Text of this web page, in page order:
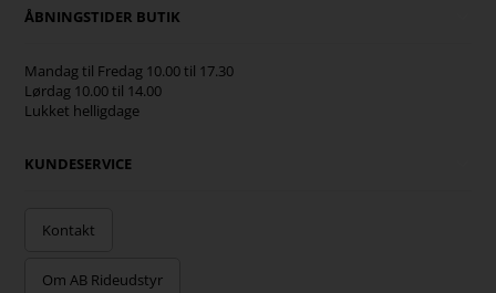
ÅBNINGSTIDER BUTIK
Mandag til Fredag 10.00 til 17.30
Lørdag 10.00 til 14.00
Lukket helligdage
KUNDESERVICE
Kontakt
Om AB Rideudstyr